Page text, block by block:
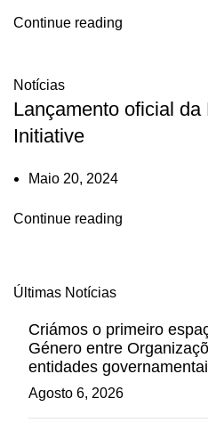
Continue reading
Notícias
Lançamento oficial
Initiative
Maio 20, 2024
Continue reading
Últimas Notícias
Criámos o primeiro
Género entre
entidades
Agosto 6, 2026